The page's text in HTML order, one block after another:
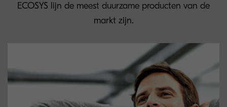
ECOSYS lijn de meest duurzame producten van de
markt zijn.